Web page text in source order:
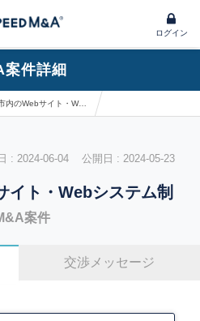
ログイン
案件詳細
名古屋市内のWebサイト・Webシステム制作事業
: 2024-06-04 公開日 : 2024-05-23
イト・Webシステム制
案件
交渉メッセージ